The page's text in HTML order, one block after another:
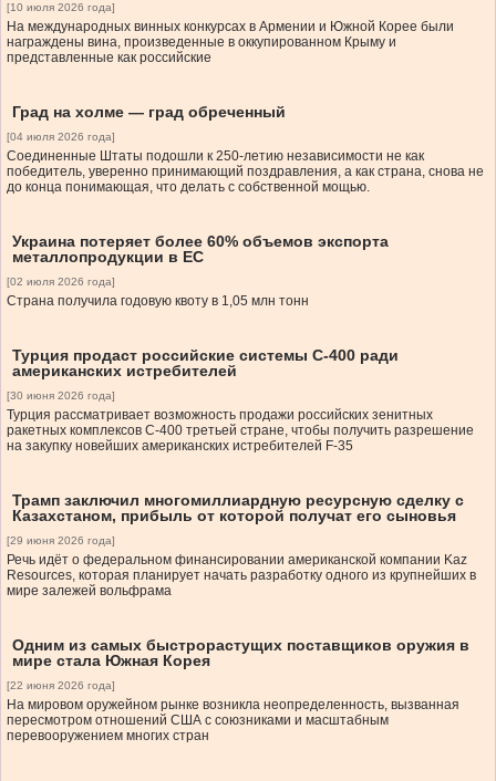
[10 июля 2026 года]
На международных винных конкурсах в Армении и Южной Корее были
награждены вина, произведенные в оккупированном Крыму и
представленные как российские
Град на холме — град обреченный
[04 июля 2026 года]
Соединенные Штаты подошли к 250-летию независимости не как
победитель, уверенно принимающий поздравления, а как страна, снова не
до конца понимающая, что делать с собственной мощью.
Украина потеряет более 60% объемов экспорта
металлопродукции в ЕС
[02 июля 2026 года]
Страна получила годовую квоту в 1,05 млн тонн
Турция продаcт российские системы С-400 ради
американских истребителей
[30 июня 2026 года]
Турция рассматривает возможность продажи российских зенитных
ракетных комплексов С-400 третьей стране, чтобы получить разрешение
на закупку новейших американских истребителей F-35
Трамп заключил многомиллиардную ресурсную сделку с
Казахстаном, прибыль от которой получат его сыновья
[29 июня 2026 года]
Речь идёт о федеральном финансировании американской компании Kaz
Resources, которая планирует начать разработку одного из крупнейших в
мире залежей вольфрама
Одним из самых быстрорастущих поставщиков оружия в
мире стала Южная Корея
[22 июня 2026 года]
На мировом оружейном рынке возникла неопределенность, вызванная
пересмотром отношений США с союзниками и масштабным
перевооружением многих стран